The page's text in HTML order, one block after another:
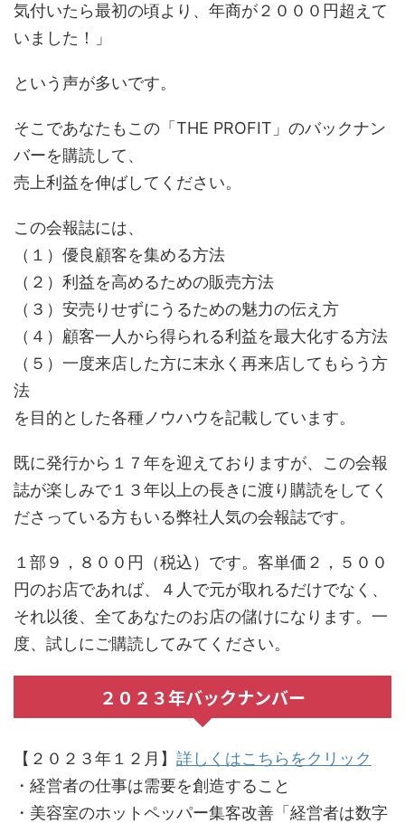
気付いたら最初の頃より、年商が２０００円超えて
いました！」
という声が多いです。
そこであなたもこの「THE PROFIT」のバックナン
バーを購読して、
売上利益を伸ばしてください。
この会報誌には、
（１）優良顧客を集める方法
（２）利益を高めるための販売方法
（３）安売りせずにうるための魅力の伝え方
（４）顧客一人から得られる利益を最大化する方法
（５）一度来店した方に末永く再来店してもらう方
法
を目的とした各種ノウハウを記載しています。
既に発行から１７年を迎えておりますが、この会報
誌が楽しみで１３年以上の長きに渡り購読をしてく
ださっている方もいる弊社人気の会報誌です。
１部９，８００円（税込）です。客単価２，５００
円のお店であれば、４人で元が取れるだけでなく、
それ以後、全てあなたのお店の儲けになります。一
度、試しにご購読してみてください。
２０２３年バックナンバー
【２０２３年１２月】 詳しくはこちらをクリック
・経営者の仕事は需要を創造すること
・美容室のホットペッパー集客改善「経営者は数字